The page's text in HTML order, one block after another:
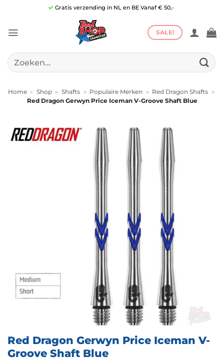
inhoud
Gratis verzending in NL en BE Vanaf € 50,-
SALE!
Zoeken
naar:
Home » Shop » Shafts » Populaire Merken » Red Dragon Shafts »
Red Dragon Gerwyn Price Iceman V-Groove Shaft Blue
Red Dragon Gerwyn Price Iceman V-
Groove Shaft Blue